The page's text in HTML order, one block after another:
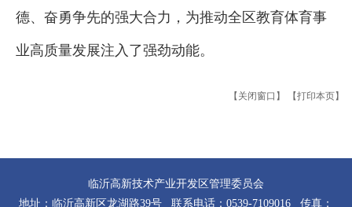
德、奋勇争先的强大合力，为推动全区教育体育事
业高质量发展注入了强劲动能。
【关闭窗口】 【打印本页】
临沂高新技术产业开发区管理委员会
地址：临沂高新区龙湖路39号 联系电话：0539-7109016 传真：